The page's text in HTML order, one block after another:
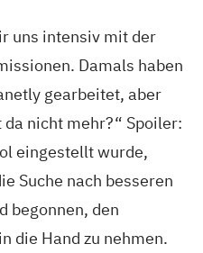
uns intensiv mit der
Damals haben
gearbeitet, aber
nicht mehr?“ Spoiler:
eingestellt wurde,
Suche nach besseren
begonnen, den
die Hand zu nehmen.